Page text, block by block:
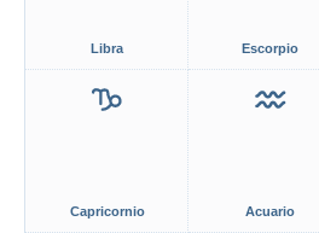
Libra Escorpio
Capricornio Acuario